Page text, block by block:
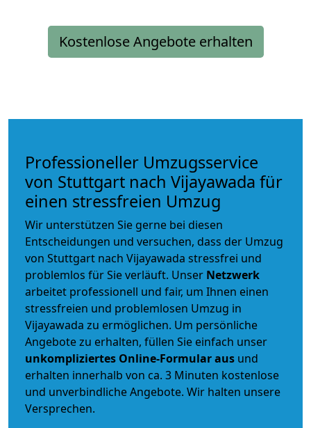
Kostenlose Angebote erhalten
Professioneller Umzugsservice
von Stuttgart nach Vijayawada für
einen stressfreien Umzug
Wir unterstützen Sie gerne bei diesen
Entscheidungen und versuchen, dass der Umzug
von Stuttgart nach Vijayawada stressfrei und
problemlos für Sie verläuft. Unser Netzwerk
arbeitet professionell und fair, um Ihnen einen
stressfreien und problemlosen Umzug in
Vijayawada zu ermöglichen. Um persönliche
Angebote zu erhalten, füllen Sie einfach unser
unkompliziertes Online-Formular aus und
erhalten innerhalb von ca. 3 Minuten kostenlose
und unverbindliche Angebote. Wir halten unsere
Versprechen.